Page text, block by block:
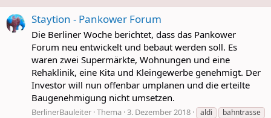
Staytion - Pankower Forum
Die Berliner Woche berichtet, dass das Pankower
Forum neu entwickelt und bebaut werden soll. Es
waren zwei Supermärkte, Wohnungen und eine
Rehaklinik, eine Kita und Kleingewerbe genehmigt. Der
Investor will nun offenbar umplanen und die erteilte
Baugenehmigung nicht umsetzen.
BerlinerBauleiter Thema 3. Dezember 2018 aldi
bahntrasse